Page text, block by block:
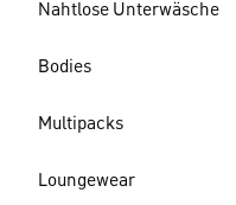
Nahtlose Unterwäsche
Bodies
Multipacks
Loungewear